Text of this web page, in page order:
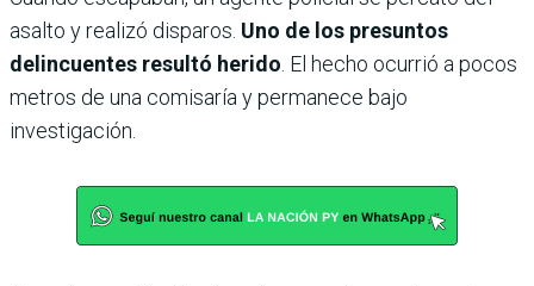
asalto y realizó disparos. Uno de los presuntos
delincuentes resultó herido. El hecho ocurrió a pocos
metros de una comisaría y permanece bajo
investigación.